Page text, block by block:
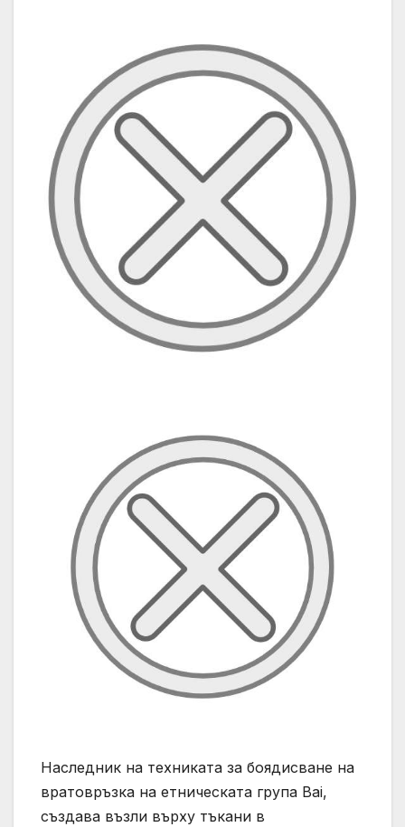
Наследник на техниката за боядисване на
вратовръзка на етническата група Bai,
създава възли върху тъкани в